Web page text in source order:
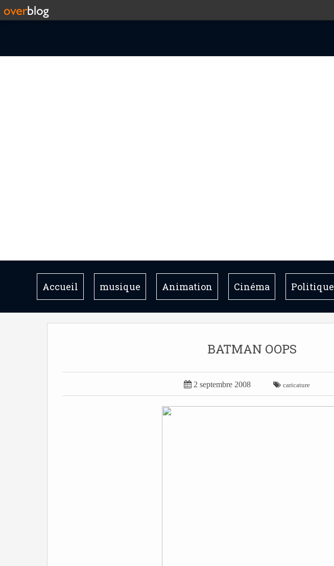
Accueil musique Animation Cinéma Politique
BATMAN OOPS
 2 septembre 2008  caricature